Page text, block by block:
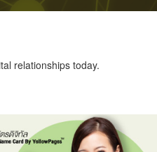
relationships today.